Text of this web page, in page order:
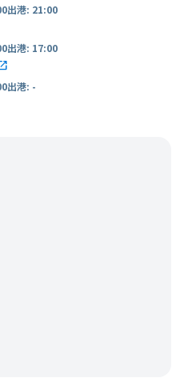
出港: 21:00
出港: 17:00
出港: -